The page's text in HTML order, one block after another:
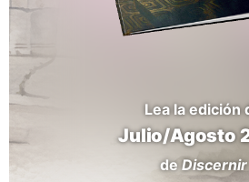
Lea la edición
Julio/Agosto
de Discernir